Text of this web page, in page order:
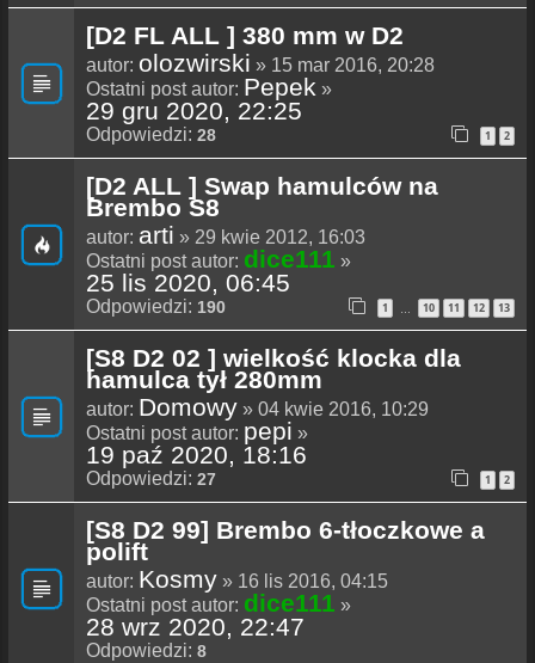
[D2 FL ALL ] 380 mm w D2
autor: olozwirski » 15 mar 2016, 20:28
Ostatni post autor: Pepek »
29 gru 2020, 22:25
Odpowiedzi: 28 1 2
[D2 ALL ] Swap hamulców na
Brembo S8
autor: arti » 29 kwie 2012, 16:03
Ostatni post autor: dice111 »
25 lis 2020, 06:45
Odpowiedzi: 190 1 … 10 11 12 13
[S8 D2 02 ] wielkość klocka dla
hamulca tył 280mm
autor: Domowy » 04 kwie 2016, 10:29
Ostatni post autor: pepi »
19 paź 2020, 18:16
Odpowiedzi: 27 1 2
[S8 D2 99] Brembo 6-tłoczkowe a
polift
autor: Kosmy » 16 lis 2016, 04:15
Ostatni post autor: dice111 »
28 wrz 2020, 22:47
Odpowiedzi: 8